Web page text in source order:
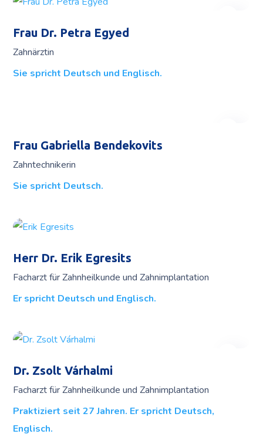
Frau Dr. Petra Egyed
Zahnärztin
Sie spricht Deutsch und Englisch.
Frau Gabriella Bendekovits
Zahntechnikerin
Sie spricht Deutsch.
Herr Dr. Erik Egresits
Facharzt für Zahnheilkunde und Zahnimplantation
Er spricht Deutsch und Englisch.
Dr. Zsolt Várhalmi
Facharzt für Zahnheilkunde und Zahnimplantation
Praktiziert seit 27 Jahren. Er spricht Deutsch,
Englisch.